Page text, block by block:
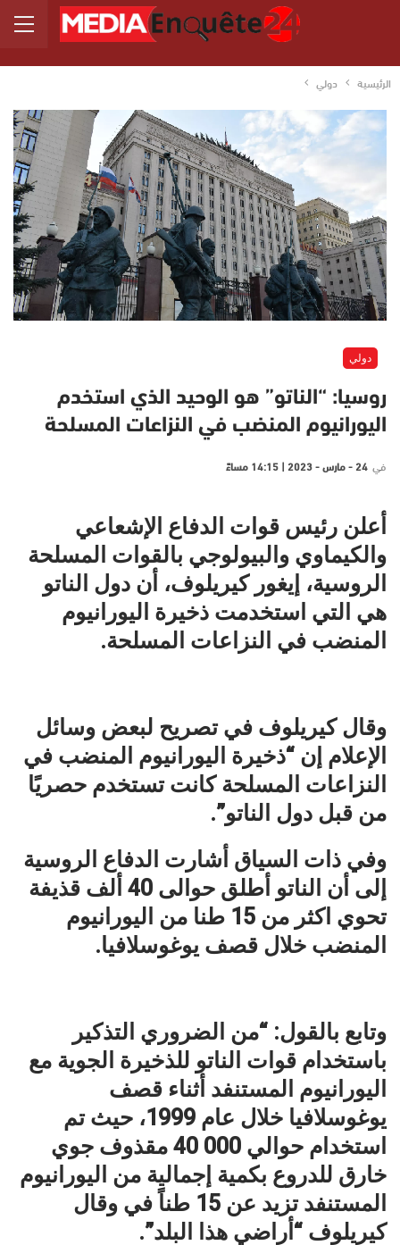
الرئيسية دولي
دولي
روسيا: “الناتو” هو الوحيد الذي استخدم
اليورانيوم المنضب في النزاعات المسلحة
في 24 - مارس - 2023 | 14:15 مساءً
أعلن رئيس قوات الدفاع الإشعاعي
والكيماوي والبيولوجي بالقوات المسلحة
الروسية، إيغور كيريلوف، أن دول الناتو
هي التي استخدمت ذخيرة اليورانيوم
المنضب في النزاعات المسلحة.
وقال كيريلوف في تصريح لبعض وسائل
الإعلام إن “ذخيرة اليورانيوم المنضب في
النزاعات المسلحة كانت تستخدم حصريًا
من قبل دول الناتو”.
وفي ذات السياق أشارت الدفاع الروسية
إلى أن الناتو أطلق حوالى 40 ألف قذيفة
تحوي اكثر من 15 طنا من اليورانيوم
المنضب خلال قصف يوغوسلافيا.
وتابع بالقول: “من الضروري التذكير
باستخدام قوات الناتو للذخيرة الجوية مع
اليورانيوم المستنفد أثناء قصف
يوغوسلافيا خلال عام 1999، حيث تم
استخدام حوالي 000 40 مقذوف جوي
خارق للدروع بكمية إجمالية من اليورانيوم
المستنفد تزيد عن 15 طناً في وقال
كيريلوف “أراضي هذا البلد”.